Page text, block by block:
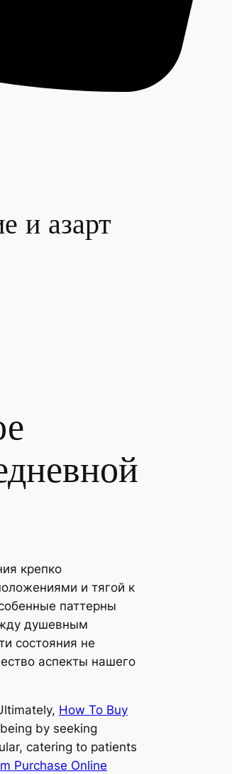
и азарт
крепко
и тягой к
паттерны
душевным
состояния не
аспекты нашего
How To Buy
by seeking
catering to patients
Purchase Online